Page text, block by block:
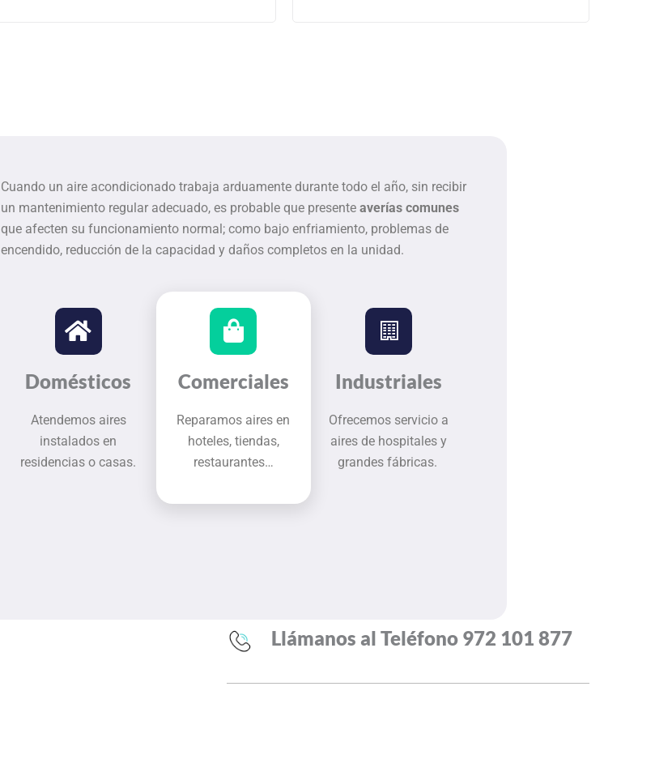
Cuando un aire acondicionado trabaja arduamente durante todo el año, sin recibir
un mantenimiento regular adecuado, es probable que presente averías comunes
que afecten su funcionamiento normal; como bajo enfriamiento, problemas de
encendido, reducción de la capacidad y daños completos en la unidad.
Domésticos
Atendemos aires
instalados en
residencias o casas.
Comerciales
Reparamos aires en
hoteles, tiendas,
restaurantes…
Industriales
Ofrecemos servicio a
aires de hospitales y
grandes fábricas.
Llámanos al Teléfono 972 101 877